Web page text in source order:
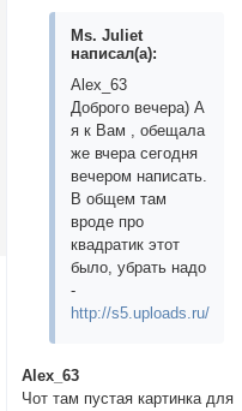
    <tr>
        <td>
<div
<div class="image
<p>text text
text text text
text text text
text text text
text text text
text text text
text text text
text text text
text text text
</div>
Ms. Juliet
написал(а):
Alex_63
Доброго вечера) А
я к Вам , обещала
же вчера сегодня
вечером написать.
В общем там
вроде про
квадратик этот
было, убрать надо
-
http://s5.uploads.ru/
Alex_63
Чот там пустая картинка для